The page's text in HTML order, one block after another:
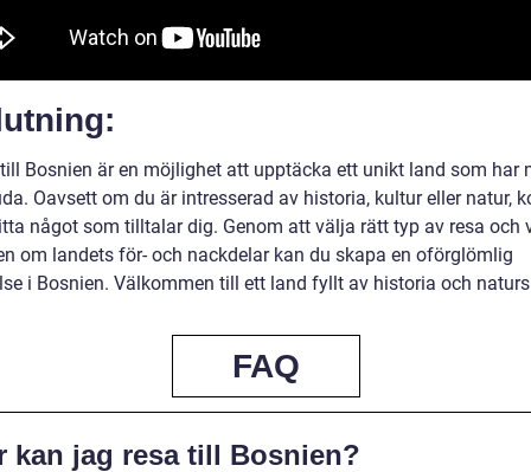
Bosnien är en möjlighet att upptäcka ett unikt land som har
Oavsett om du är intresserad av historia, kultur eller natur,
något som tilltalar dig. Genom att välja rätt typ av resa och
om landets för- och nackdelar kan du skapa en oförglömlig
i Bosnien. Välkommen till ett land fyllt av historia och
FAQ
kan jag resa till Bosnien?